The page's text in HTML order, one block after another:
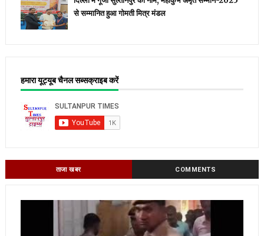
से सम्मानित हुआ गोमती मित्र मंडल
हमारा यूट्यूब चैनल सब्सक्राइब करें
ताजा खबर COMMENTS